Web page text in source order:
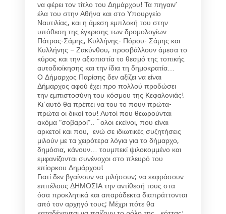
να φέρει τον τίτλο του Δημάρχου! Τα πηγαιν’
έλα του στην Αθήνα και στο Υπουργείο
Ναυτιλίας, και η άμεση εμπλοκή του στην
υπόθεση της έγκρισης των δρομολογίων
Πάτρας-Σάμης, Κυλλήνης- Πόρου- Σάμης και
Κυλλήνης – Ζακύνθου, προσβάλλουν άμεσα το
κύρος και την αξιοπιστία το θεσμό της τοπικής
αυτοδιοίκησης και την ίδια τη δημοκρατία…
Ο Δήμαρχος Παρίσης δεν αξίζει να είναι
Δήμαρχος αφού έχει προ πολλού προδώσει
την εμπιστοσύνη του κόσμου της Κεφαλονιάς!
Κι΄αυτό θα πρέπει να του το πουν πρώτα-
πρώτα οι δικοί του! Αυτοί που θεωρούνται
ακόμα “σοβαροί”.. ¨ολοι εκείνοι, που είναι
αρκετοί και που, ενώ σε ιδιωτικές συζητήσεις
μιλούν με τα χειρότερα λόγια για το δήμαρχο,
δημόσια, κάνουν… τουμπεκί ψιλοκομμένο και
εμφανίζονται συνένοχοι στο πλευρό του
επίορκου Δημάρχου!
Γιατί δεν βγαίνουν να μιλήσουν; να εκφράσουν
επιτέλους ΔΗΜΟΣΙΑ την αντίθεσή τους στα
όσα προκλητικά και απαράδεκτα διαπράττονται
από τον αρχηγό τους; Μέχρι πότε θα